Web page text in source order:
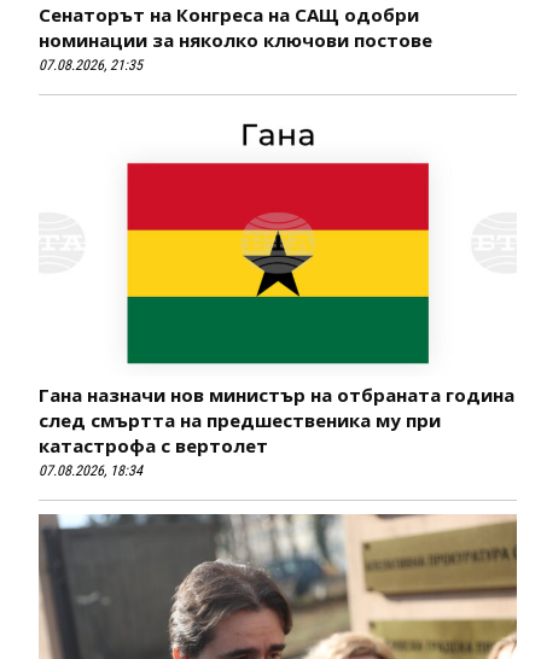
Сенаторът на Конгреса на САЩ одобри
номинации за няколко ключови постове
07.08.2026, 21:35
Гана назначи нов министър на отбраната година
след смъртта на предшественика му при
катастрофа с вертолет
07.08.2026, 18:34